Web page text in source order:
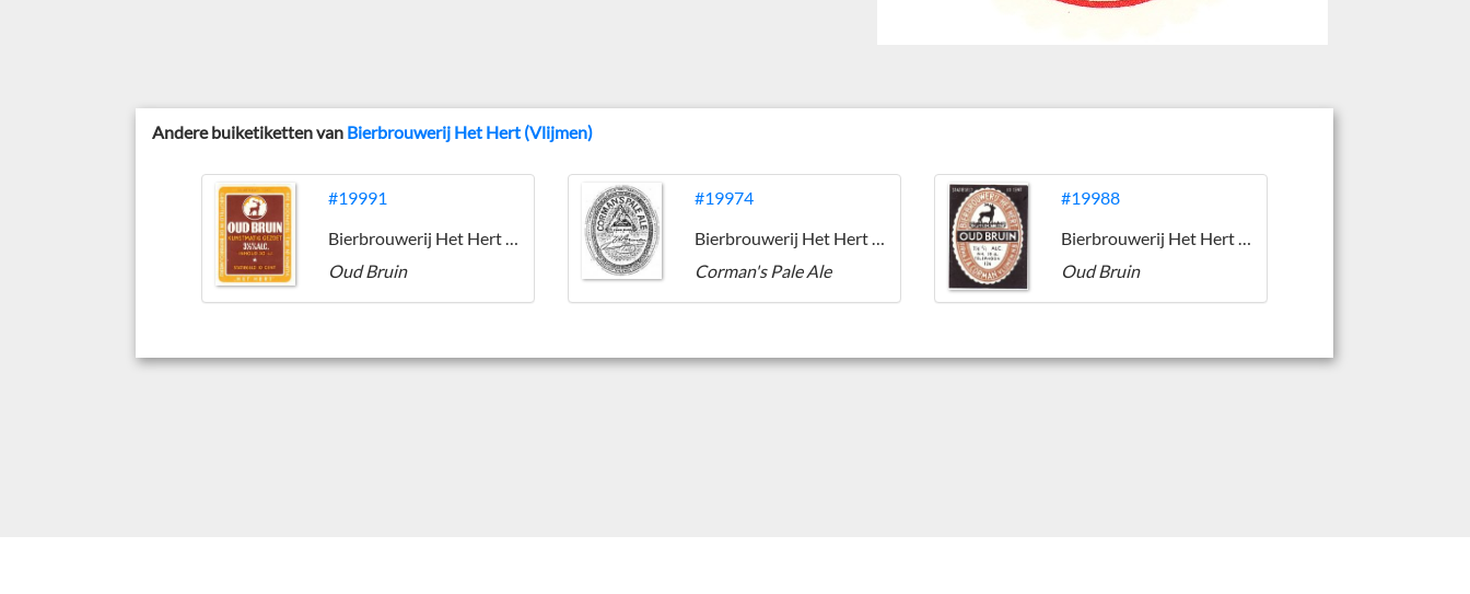
Andere buiketiketten van Bierbrouwerij Het Hert (Vlijmen)
#19991
Bierbrouwerij Het Hert (Vlijmen)
Oud Bruin
#19974
Bierbrouwerij Het Hert (Vlijmen)
Corman's Pale Ale
#19988
Bierbrouwerij Het Hert (Vlijmen)
Oud Bruin